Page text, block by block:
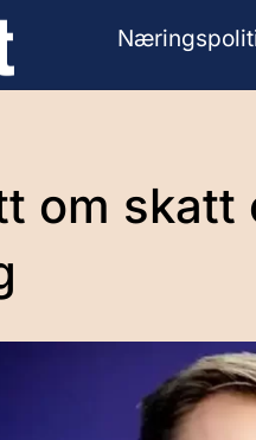
om